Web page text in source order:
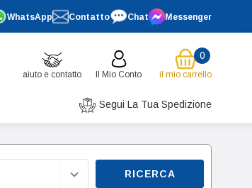
WhatsApp Contatto Chat Messenger
aiuto e contatto Il Mio Conto
0
il mio carrello
Segui La Tua Spedizione
RICERCA